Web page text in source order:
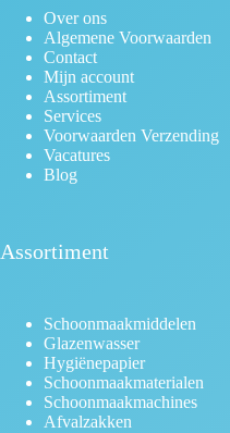
Over ons
Algemene Voorwaarden
Contact
Mijn account
Assortiment
Services
Voorwaarden Verzending
Vacatures
Blog
Assortiment
Schoonmaakmiddelen
Glazenwasser
Hygiënepapier
Schoonmaakmaterialen
Schoonmaakmachines
Afvalzakken